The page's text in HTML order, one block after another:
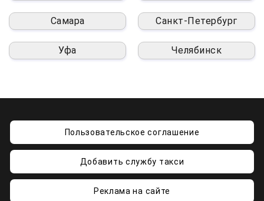
Самара Санкт-Петербург
Уфа Челябинск
Пользовательское соглашение
Добавить службу такси
Реклама на сайте